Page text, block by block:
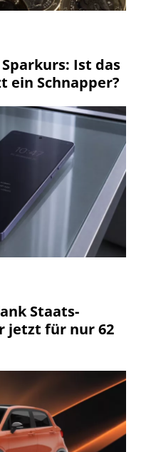
Ist das
ein Schnapper?
Staats-
jetzt für nur 62